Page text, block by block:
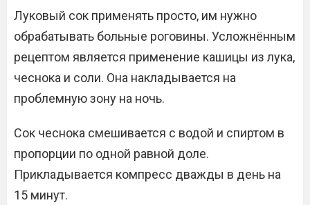
Луковый сок применять просто, им нужно
обрабатывать больные роговины. Усложнённым
рецептом является применение кашицы из лука,
чеснока и соли. Она накладывается на
проблемную зону на ночь.
Сок чеснока смешивается с водой и спиртом в
пропорции по одной равной доле.
Прикладывается компресс дважды в день на
15 минут.